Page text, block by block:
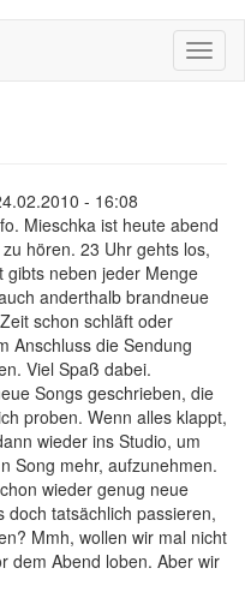
- 16:08
Mieschka ist heute abend
hören. 23 Uhr gehts los,
gibts neben jeder Menge
anderthalb brandneue
schon schläft oder
Anschluss die Sendung
Viel Spaß dabei.
Songs geschrieben, die
proben. Wenn alles klappt,
wieder ins Studio, um
Song mehr, aufzunehmen.
wieder genug neue
doch tatsächlich passieren,
Mmh, wollen wir mal nicht
dem Abend loben. Aber wir